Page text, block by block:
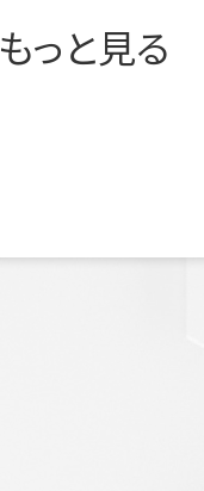
もっと見る